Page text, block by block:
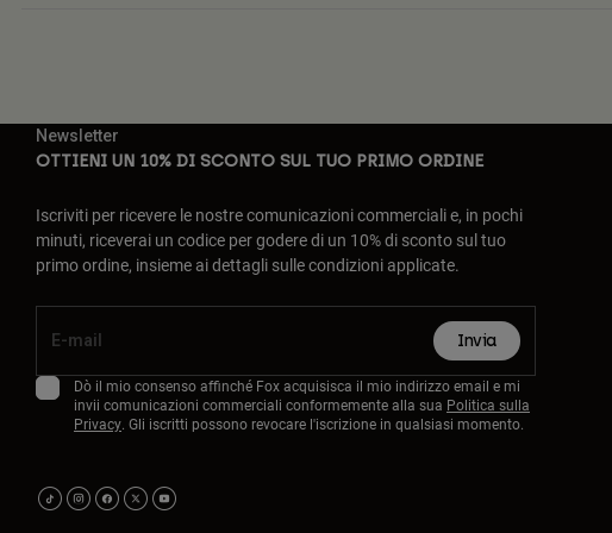
Newsletter
OTTIENI UN 10% DI SCONTO SUL TUO PRIMO ORDINE
Iscriviti per ricevere le nostre comunicazioni commerciali e, in pochi
minuti, riceverai un codice per godere di un 10% di sconto sul tuo
primo ordine, insieme ai dettagli sulle condizioni applicate.
Invia
Dò il mio consenso affinché Fox acquisisca il mio indirizzo email e mi
invii comunicazioni commerciali conformemente alla sua Politica sulla
Privacy. Gli iscritti possono revocare l'iscrizione in qualsiasi momento.